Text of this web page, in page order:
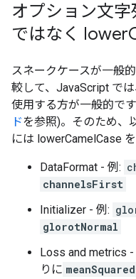
オプション文
ではなく lower
スネークケースが一般
較して、JavaScript で
使用する方が一般的で
ドを参照)。そのため、
には lowerCamelCase
DataFormat - 例:
channelsFirst
Initializer - 例:
glorotNormal
Loss and metrics -
りに